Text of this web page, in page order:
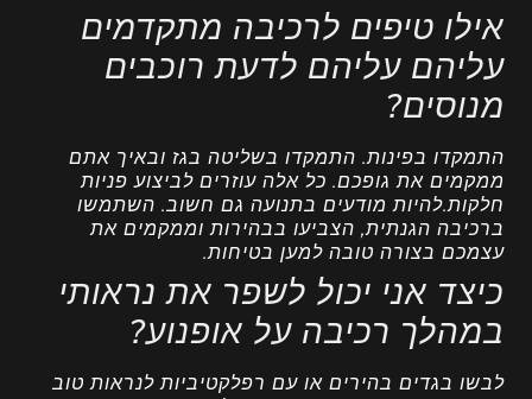
אילו טיפים לרכיבה מתקדמים
עליהם עליהם לדעת רוכבים
מנוסים?
התמקדו בפינות. התמקדו בשליטה בגז ובאיך אתם
ממקמים את גופכם. כל אלה עוזרים לביצוע פניות
חלקות.להיות מודעים בתנועה גם חשוב. השתמשו
ברכיבה הגנתית, הצביעו בבהירות וממקמים את
עצמכם בצורה טובה למען בטיחות.
כיצד אני יכול לשפר את נראותי
במהלך רכיבה על אופנוע?
לבשו בגדים בהירים או עם רפלקטיביות לנראות טוב